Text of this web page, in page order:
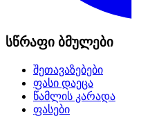
სწრაფი ბმულები
შეთავაზებები
ფასი დაეცა
წამლის კარადა
ფასები